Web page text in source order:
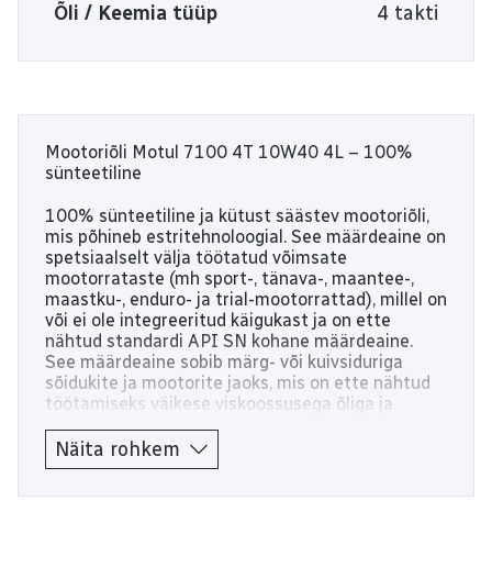
Õli / Keemia tüüp 4 takti
Mootoriõli Motul 7100 4T 10W40 4L – 100%
sünteetiline
100% sünteetiline ja kütust säästev mootoriõli,
mis põhineb estritehnoloogial. See määrdeaine on
spetsiaalselt välja töötatud võimsate
mootorrataste (mh sport-, tänava-, maantee-,
maastku-, enduro- ja trial-mootorrattad), millel on
või ei ole integreeritud käigukast ja on ette
nähtud standardi API SN kohane määrdeaine.
See määrdeaine sobib märg- või kuivsiduriga
sõidukite ja mootorite jaoks, mis on ette nähtud
töötamiseks väikese viskoossusega õliga ja
varustatud heitgaasi järeltöötlussüsteemiga
(katalüüsneutralisaator, õhu sissepuhe
väljalasketorusse). Estritehnoloogial toode, mida
Näita rohkem